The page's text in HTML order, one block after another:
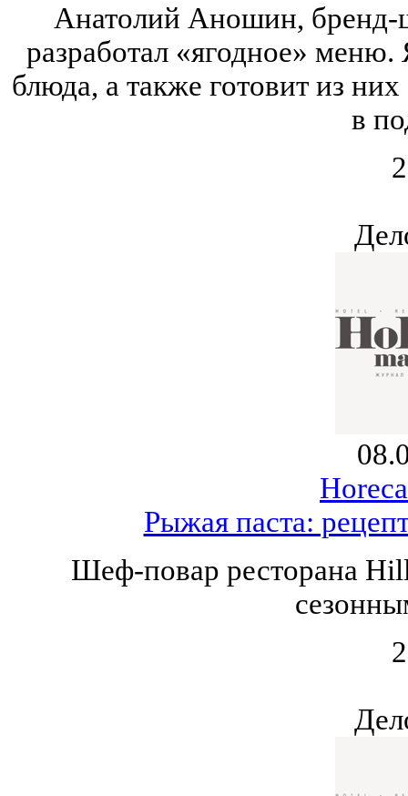
Анатолий Аношин,
разработал «ягодное»
блюда, а также готовит из
в
Рыжая паста:
Шеф-повар ресторана